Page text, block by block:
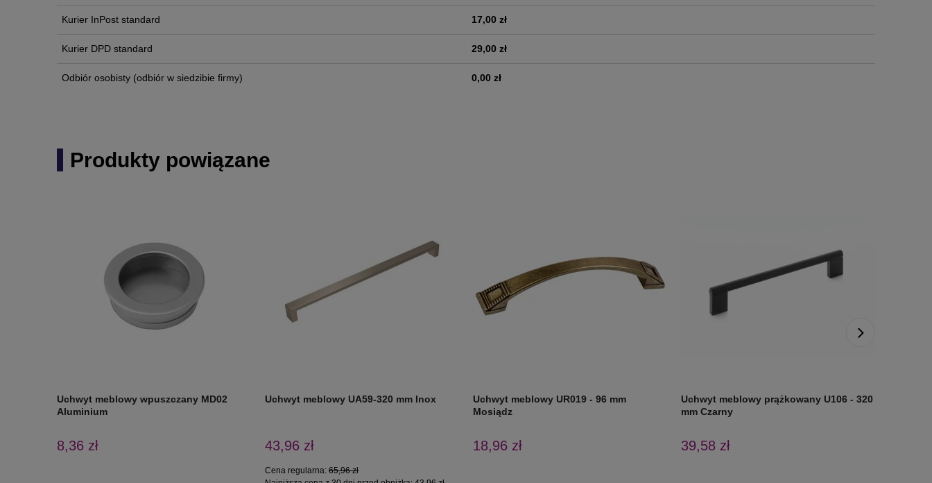
Kurier InPost standard 17,00 zł
Kurier DPD standard 29,00 zł
Odbiór osobisty (odbiór w siedzibie firmy) 0,00 zł
Produkty powiązane
Uchwyt meblowy wpuszczany MD02
Aluminium
8,36 zł
Uchwyt meblowy UA59-320 mm Inox
43,96 zł
Cena regularna: 65,96 zł
Uchwyt meblowy UR019 - 96 mm
Mosiądz
18,96 zł
Uchwyt meblowy prążkowany U106 - 320
mm Czarny
39,58 zł